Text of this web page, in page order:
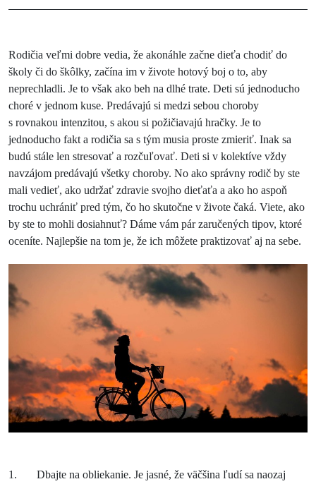
Rodičia veľmi dobre vedia, že akonáhle začne dieťa chodiť do
školy či do škôlky, začína im v živote hotový boj o to, aby
neprechladli. Je to však ako beh na dlhé trate. Deti sú jednoducho
choré v jednom kuse. Predávajú si medzi sebou choroby
s rovnakou intenzitou, s akou si požičiavajú hračky. Je to
jednoducho fakt a rodičia sa s tým musia proste zmieriť. Inak sa
budú stále len stresovať a rozčuľovať. Deti si v kolektíve vždy
navzájom predávajú všetky choroby. No ako správny rodič by ste
mali vedieť, ako udržať zdravie svojho dieťaťa a ako ho aspoň
trochu uchrániť pred tým, čo ho skutočne v živote čaká. Viete, ako
by ste to mohli dosiahnuť? Dáme vám pár zaručených tipov, ktoré
oceníte. Najlepšie na tom je, že ich môžete praktizovať aj na sebe.
1. Dbajte na obliekanie. Je jasné, že väčšina ľudí sa naozaj